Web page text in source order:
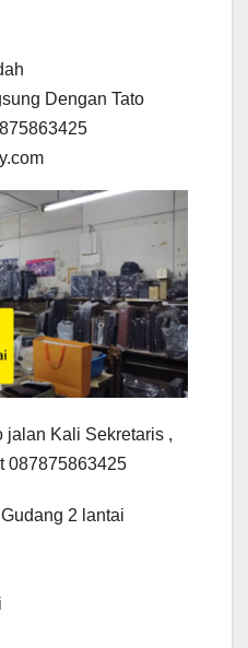
Dengan Tato
jalan Kali Sekretaris ,
087875863425
2 lantai